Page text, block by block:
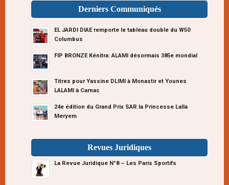
Derniers Communiqués
EL JARDI DIAE remporte le tableau double du W50
Columbus
FIP BRONZE Kénitra: ALAMI désormais 385e mondial
Titres pour Yassine DLIMI à Monastir et Younes
LALAMI à Carnac
24e édition du Grand Prix SAR la Princesse Lalla
Meryem
Revues Juridiques
La Revue Juridique N°8 – Les Paris Sportifs